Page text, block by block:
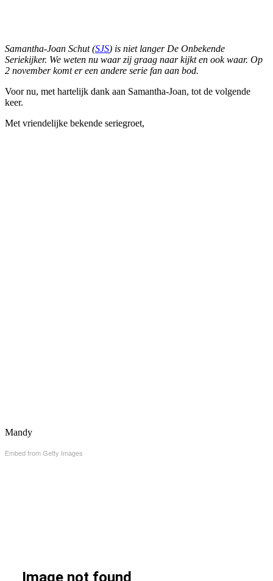
Samantha-Joan Schut (SJS) is niet langer De Onbekende
Seriekijker. We weten nu waar zij graag naar kijkt en ook waar. Op
2 november komt er een andere serie fan aan bod.
Voor nu, met hartelijk dank aan Samantha-Joan, tot de volgende
keer.
Met vriendelijke bekende seriegroet,
Mandy
Embed from Getty Images